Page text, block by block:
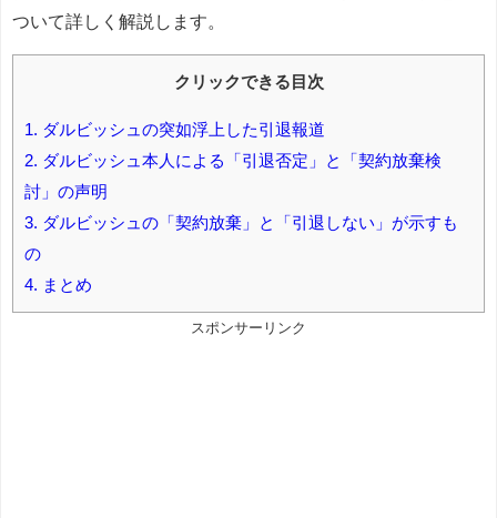
ついて詳しく解説します。
クリックできる目次
1. ダルビッシュの突如浮上した引退報道
2. ダルビッシュ本人による「引退否定」と「契約放棄検
討」の声明
3. ダルビッシュの「契約放棄」と「引退しない」が示すも
の
4. まとめ
スポンサーリンク